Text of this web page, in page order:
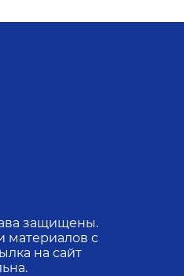
защищены.
материалов с
на сайт